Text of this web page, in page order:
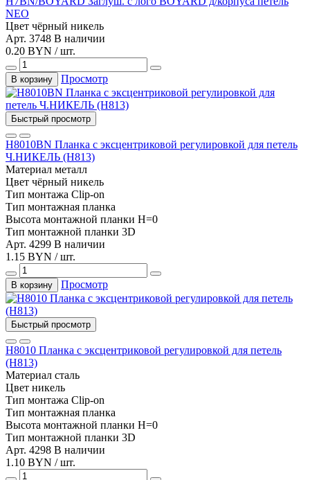
NEO
Цвет чёрный никель
Арт. 3748 В наличии
0.20 BYN / шт.
В корзину Просмотр
Быстрый просмотр
Н8010BN Планка c эксцентриковой регулировкой для петель
Ч.НИКЕЛЬ (Н813)
Материал металл
Цвет чёрный никель
Тип монтажа Clip-on
Тип монтажная планка
Высота монтажной планки H=0
Тип монтажной планки 3D
Арт. 4299 В наличии
1.15 BYN / шт.
В корзину Просмотр
Быстрый просмотр
Н8010 Планка c эксцентриковой регулировкой для петель
(Н813)
Материал сталь
Цвет никель
Тип монтажа Clip-on
Тип монтажная планка
Высота монтажной планки H=0
Тип монтажной планки 3D
Арт. 4298 В наличии
1.10 BYN / шт.